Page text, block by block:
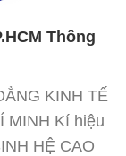
Thông
KINH TẾ
MINH Kí hiệu
HỆ CAO